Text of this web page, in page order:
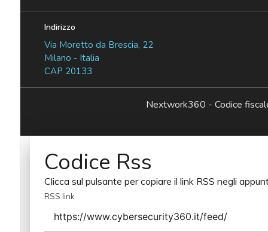
Indirizzo
Via Moretto da Brescia, 22
Milano - Italia
CAP 20133
Nextwork360 - Codice
Codice Rss
Clicca sul pulsante per copiare il link RSS negli
RSS link